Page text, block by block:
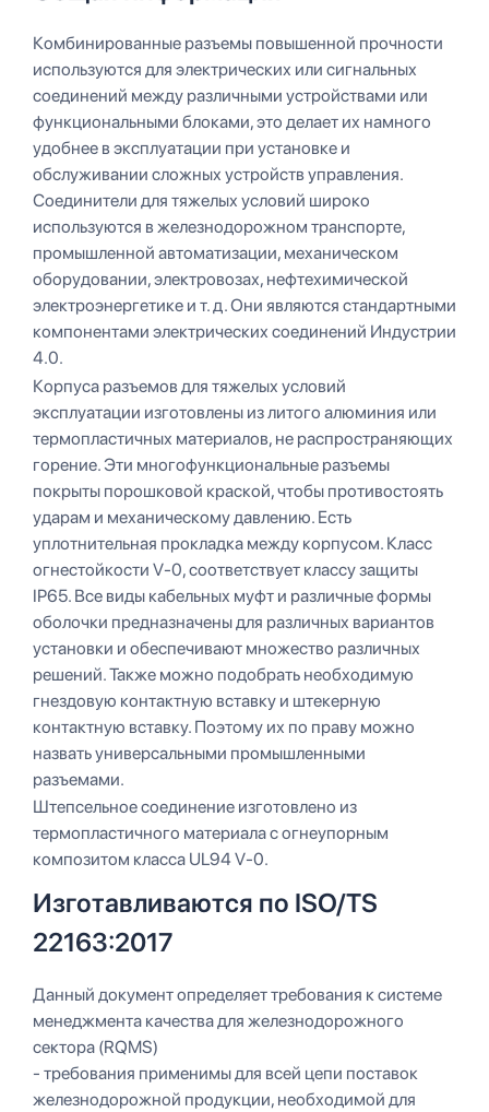
Комбинированные разъемы повышенной прочности
используются для электрических или сигнальных
соединений между различными устройствами или
функциональными блоками, это делает их намного
удобнее в эксплуатации при установке и
обслуживании сложных устройств управления.
Соединители для тяжелых условий широко
используются в железнодорожном транспорте,
промышленной автоматизации, механическом
оборудовании, электровозах, нефтехимической
электроэнергетике и т. д. Они являются стандартными
компонентами электрических соединений Индустрии
4.0.
Корпуса разъемов для тяжелых условий
эксплуатации изготовлены из литого алюминия или
термопластичных материалов, не распространяющих
горение. Эти многофункциональные разъемы
покрыты порошковой краской, чтобы противостоять
ударам и механическому давлению. Есть
уплотнительная прокладка между корпусом. Класс
огнестойкости V-0, соответствует классу защиты
IP65. Все виды кабельных муфт и различные формы
оболочки предназначены для различных вариантов
установки и обеспечивают множество различных
решений. Также можно подобрать необходимую
гнездовую контактную вставку и штекерную
контактную вставку. Поэтому их по праву можно
назвать универсальными промышленными
разъемами.
Штепсельное соединение изготовлено из
термопластичного материала с огнеупорным
композитом класса UL94 V-0.
Изготавливаются по ISO/TS
22163:2017
Данный документ определяет требования к системе
менеджмента качества для железнодорожного
сектора (RQMS)
- требования применимы для всей цепи поставок
железнодорожной продукции, необходимой для